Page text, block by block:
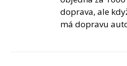
doprava, ale
má dopravu